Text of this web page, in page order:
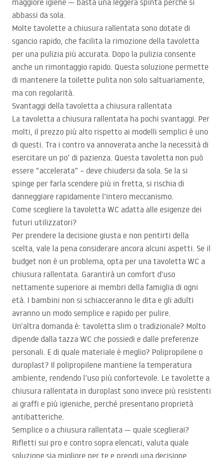
maggiore igiene — basta una leggera spinta perché si
abbassi da sola.
Molte tavolette a chiusura rallentata sono dotate di
sgancio rapido, che facilita la rimozione della tavoletta
per una pulizia più accurata. Dopo la pulizia consente
anche un rimontaggio rapido. Questa soluzione permette
di mantenere la toilette pulita non solo saltuariamente,
ma con regolarità.
Svantaggi della tavoletta a chiusura rallentata
La tavoletta a chiusura rallentata ha pochi svantaggi. Per
molti, il prezzo più alto rispetto ai modelli semplici è uno
di questi. Tra i contro va annoverata anche la necessità di
esercitare un po’ di pazienza. Questa tavoletta non può
essere “accelerata” – deve chiudersi da sola. Se la si
spinge per farla scendere più in fretta, si rischia di
danneggiare rapidamente l’intero meccanismo.
Come scegliere la tavoletta WC adatta alle esigenze dei
futuri utilizzatori?
Per prendere la decisione giusta e non pentirti della
scelta, vale la pena considerare ancora alcuni aspetti. Se il
budget non è un problema, opta per una tavoletta WC a
chiusura rallentata. Garantirà un comfort d’uso
nettamente superiore ai membri della famiglia di ogni
età. I bambini non si schiacceranno le dita e gli adulti
avranno un modo semplice e rapido per pulire.
Un’altra domanda è: tavoletta slim o tradizionale? Molto
dipende dalla tazza WC che possiedi e dalle preferenze
personali. E di quale materiale è meglio? Polipropilene o
duroplast? Il polipropilene mantiene la temperatura
ambiente, rendendo l’uso più confortevole. Le tavolette a
chiusura rallentata in duroplast sono invece più resistenti
ai graffi e più igieniche, perché presentano proprietà
antibatteriche.
Semplice o a chiusura rallentata — quale sceglierai?
Rifletti sui pro e contro sopra elencati, valuta quale
soluzione sia migliore per te e prendi una decisione